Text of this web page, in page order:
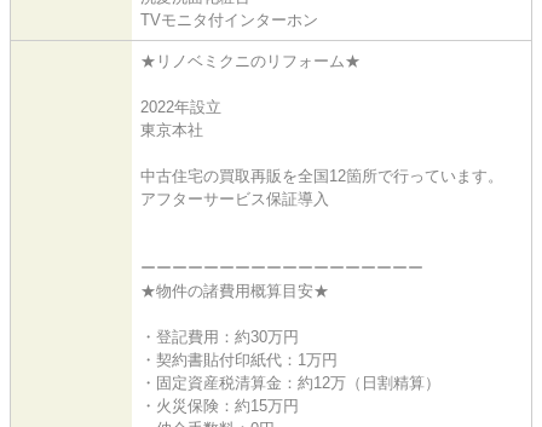
TVモニタ付インターホン
★リノベミクニのリフォーム★
2022年設立
東京本社
中古住宅の買取再販を全国12箇所で行っています。
アフターサービス保証導入
ーーーーーーーーーーーーーーーーーー
★物件の諸費用概算目安★
・登記費用：約30万円
・契約書貼付印紙代：1万円
・固定資産税清算金：約12万（日割精算）
・火災保険：約15万円